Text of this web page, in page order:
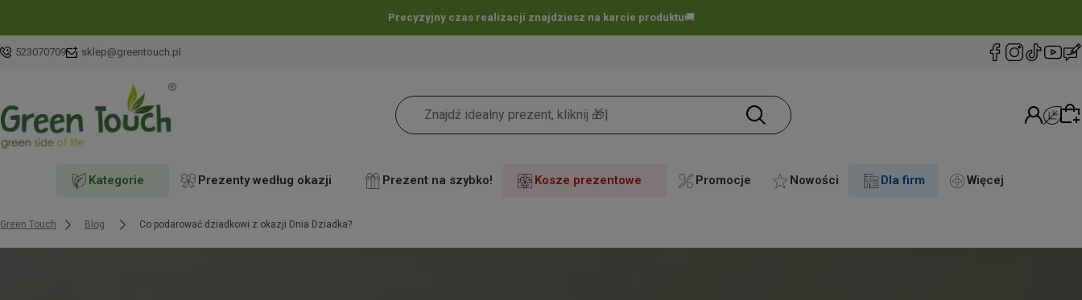
Darmowa dostawa jużod 60 zł !🚚
523070709 sklep@greentouch.pl
Kategorie Prezenty według okazji Prezent na szybko! Kosze prezentowe Promocje Nowości Dla firm Więcej
Green Touch Blog Co podarować dziadkowi z okazji Dnia Dziadka?